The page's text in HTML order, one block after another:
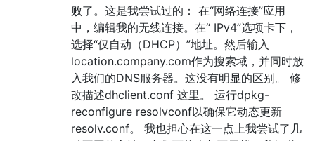
败了。这是我尝试过的： 在“网络连接”应用
中，编辑我的无线连接。在“ IPv4”选项卡下，
选择“仅自动（DHCP）”地址。然后输入
location.company.com作为搜索域，并同时放
入我们的DNS服务器。这没有明显的区别。 修
改描述dhclient.conf 这里。 运行dpkg-
reconfigure resolvconf以确保它动态更新
resolv.conf。 我也担心在这一点上我尝试了几